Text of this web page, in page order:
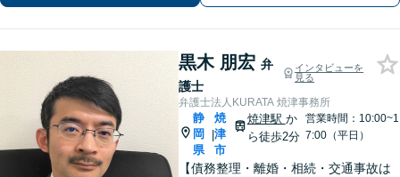
黒木 朋宏 弁
護士
インタビューを
見る
弁護士法人KURATA 焼津事務所
静
岡
県
|
焼
津
市
焼津駅 か
ら徒歩2分
営業時間：10:00~1
7:00（平日）
【債務整理・離婚・相続・交通事故は